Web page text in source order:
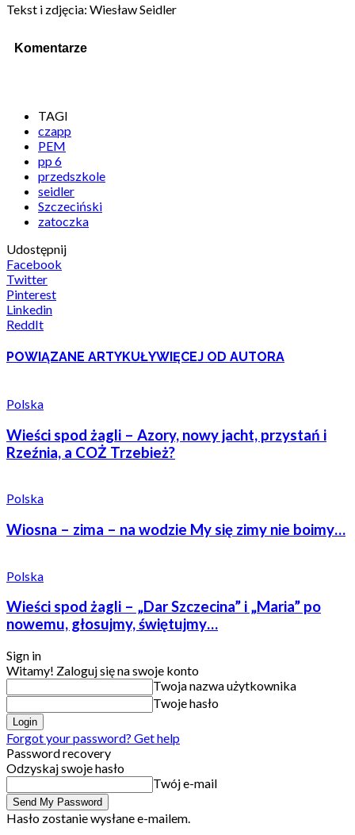
Tekst i zdjęcia: Wiesław Seidler
Komentarze
TAGI
czapp
PEM
pp 6
przedszkole
seidler
Szczeciński
zatoczka
Udostępnij
Facebook
Twitter
Pinterest
Linkedin
ReddIt
POWIĄZANE ARTYKUŁYWIĘCEJ OD AUTORA
Polska
Wieści spod żagli – Azory, nowy jacht, przystań i
Rzeźnia, a COŻ Trzebież?
Polska
Wiosna – zima – na wodzie My się zimy nie boimy…
Polska
Wieści spod żagli – „Dar Szczecina” i „Maria” po
nowemu, głosujmy, świętujmy…
Sign in
Witamy! Zaloguj się na swoje konto
Twoja nazwa użytkownika
Twoje hasło
Forgot your password? Get help
Password recovery
Odzyskaj swoje hasło
Twój e-mail
Hasło zostanie wysłane e-mailem.